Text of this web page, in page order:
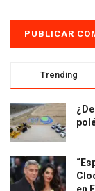
Trending
en